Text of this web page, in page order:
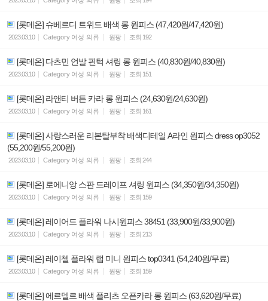
[롯데온] 슈베르디 트위드 배색 롱 원피스 (47,420원/47,420원)
2023.03.10 Category 여성 의류 원팡 조회 192
[롯데온] 다츠민 언발 핀턱 셔링 롱 원피스 (40,830원/40,830원)
2023.03.10 Category 여성 의류 원팡 조회 151
[롯데온] 라앤티 버튼 카라 롱 원피스 (24,630원/24,630원)
2023.03.10 Category 여성 의류 원팡 조회 161
[롯데온] 사랑스러운 리본탈부착 배색디테일 A라인 원피스 dress op3052
(55,200원/55,200원)
2023.03.10 Category 여성 의류 원팡 조회 244
[롯데온] 로에니앙 스판 드레이프 셔링 원피스 (34,350원/34,350원)
2023.03.10 Category 여성 의류 원팡 조회 159
[롯데온] 레이어드 플라워 나시원피스 38451 (33,900원/33,900원)
2023.03.10 Category 여성 의류 원팡 조회 213
[롯데온] 레이첼 플라워 랩 미니 원피스 top0341 (54,240원/무료)
2023.03.10 Category 여성 의류 원팡 조회 159
[롯데온] 에르델르 배색 플리츠 오픈카라 롱 원피스 (63,620원/무료)